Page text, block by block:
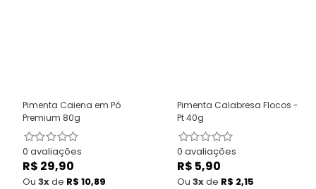
Pimenta Caiena em Pó
Premium 80g
0 avaliações
Preço
normal
R$ 29,90
Ou 3xde R$ 10,89
Pimenta Calabresa Flocos -
Pt 40g
0 avaliações
Preço
normal
R$ 5,90
Ou 3xde R$ 2,15